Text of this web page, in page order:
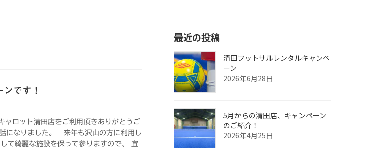
です！
ャロット清田店をご利用頂きありがとうご
になりました。 来年も沢山の方に利用し
て綺麗な施設を保って参りますので、 宜
最近の投稿
清田フットサルレンタルキャンペ
ーン
2026年6月28日
5月からの清田店、キャンペーン
のご紹介！
2026年4月25日